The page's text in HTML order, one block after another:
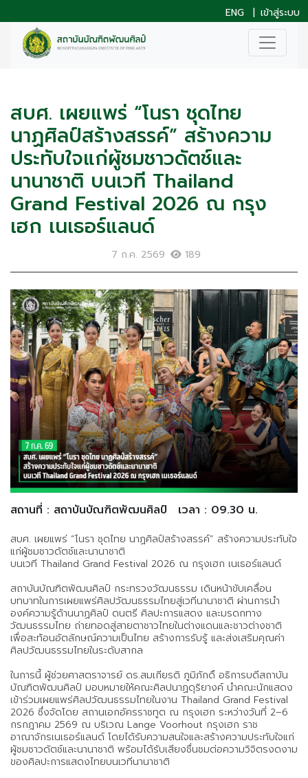
ENG | เข้าสู่ระบบ
สบศ. เผยแพร่ “โนรา ชุดไทย
นาฏศิลป์สร้างสรรค์” สร้างความ
ประทับใจแก่ผู้ชมชาวดัตช์และ
นานาชาติ บนเวที Thailand
Grand Festival 2026 ณ กรุง
เฮก เนเธอร์แลนด์
7 ก.ค. 2569 189
สถานที่ : สถาบันบัณฑิตพัฒนศิลป์ เวลา : 09.30 น.
สบศ. เผยแพร่ “โนรา ชุดไทย นาฏศิลป์สร้างสรรค์” สร้างความประทับใจ
แก่ผู้ชมชาวดัตช์และนานาชาติ
บนเวที Thailand Grand Festival 2026 ณ กรุงเฮก เนเธอร์แลนด์
สถาบันบัณฑิตพัฒนศิลป์ กระทรวงวัฒนธรรม เดินหน้าขับเคลื่อน
บทบาทในการเผยแพร่ศิลปวัฒนธรรมไทยสู่เวทีนานาชาติ ผ่านการนำ
องค์ความรู้ด้านนาฏศิลป์ ดนตรี ศิลปะการแสดง และมรดกทาง
วัฒนธรรมไทย ถ่ายทอดสู่สายตาชาวไทยในต่างแดนและชาวต่างชาติ
เพื่อสะท้อนอัตลักษณ์ความเป็นไทย สร้างการรับรู้ และส่งเสริมคุณค่า
ศิลปวัฒนธรรมไทยในระดับสากล
ในการนี้ ผู้ช่วยศาสตราจารย์ ดร.สมเกียรติ ภูมิภักดิ์ อธิการบดีสถาบัน
บัณฑิตพัฒนศิลป์ มอบหมายให้คณะศิลปนาฏดุริยางค์ นำคณะนักแสดง
เข้าร่วมเผยแพร่ศิลปวัฒนธรรมไทยในงาน Thailand Grand Festival
2026 ซึ่งจัดโดย สถานเอกอัครราชทูต ณ กรุงเฮก ระหว่างวันที่ 2–6
กรกฎาคม 2569 ณ บริเวณ Lange Voorhout กรุงเฮก ราช
อาณาจักรเนเธอร์แลนด์ โดยได้รับความสนใจและสร้างความประทับใจแก่
ผู้ชมชาวดัตช์และนานาชาติ พร้อมได้รับเสียงชื่นชมต่อความวิจิตรงดงาม
ของศิลปะการแสดงไทยบนเวทีนานาชาติ